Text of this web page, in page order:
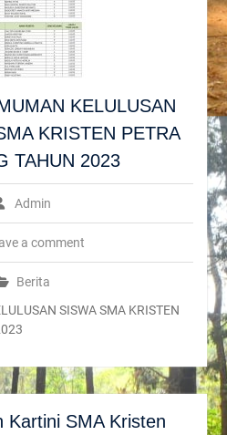
KELULUSAN
KRISTEN PETRA
TAHUN 2023
Admin
a comment
Berita
SISWA SMA KRISTEN
Kartini SMA Kristen